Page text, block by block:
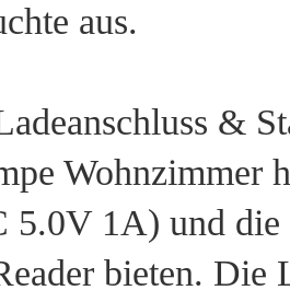
aus.
&
Wohnzimmer
5.0V 1A) und
bieten. Die